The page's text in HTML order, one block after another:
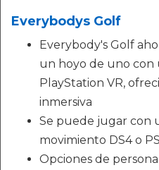
Everybodys Golf
Everybody's Golf
un hoyo de uno con
PlayStation VR,
inmersiva
Se puede jugar con
movimiento DS4 o
Opciones de